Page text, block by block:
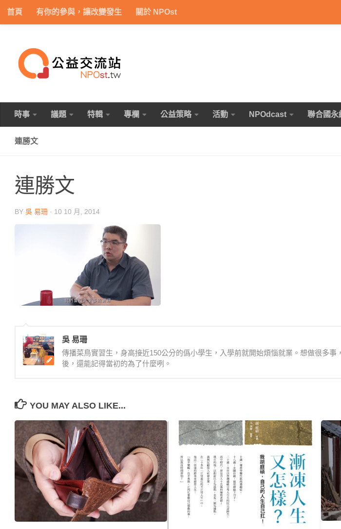
Skip to content
首頁 有你的參與，讓改變發生 關於 NPOst
時事 議題 特輯 專欄 公益策略 活動 NPOdcast 聯合國永
連勝文
連勝文
BY 吳 易珊 · 10 10 月, 2014
吳 易珊
傳播菜鳥實習生，身高接近150公分的僞小學生，入學前就開始煩惱就業。想做很多事
後，還能記得當初的為了什麼咧。
YOU MAY ALSO LIKE...